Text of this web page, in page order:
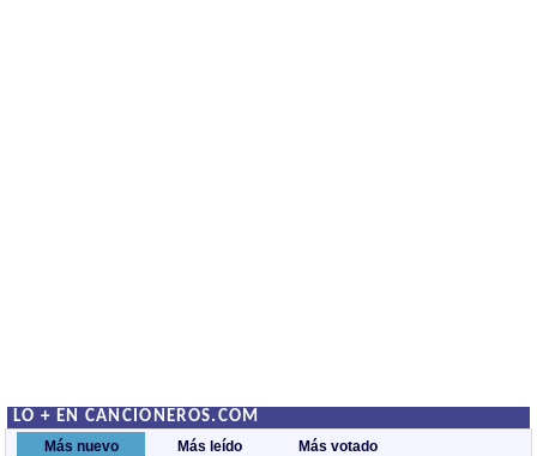
LO + EN CANCIONEROS.COM
Más nuevo Más leído Más votado